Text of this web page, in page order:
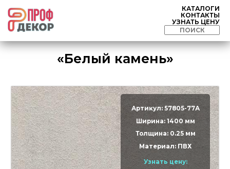
КАТАЛОГИ
КОНТАКТЫ
УЗНАТЬ ЦЕНУ
«Белый камень»
Артикул: 57805-77А
Ширина: 1400 мм
Толщина: 0.25 мм
Материал: ПВХ
Узнать цену: